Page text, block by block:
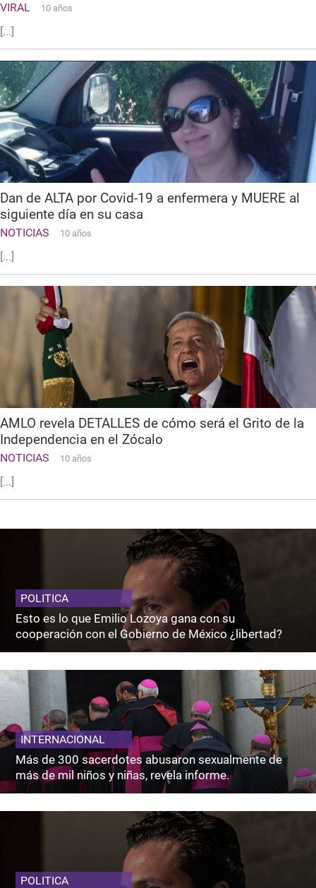
VIRAL 10 años
[...]
Dan de ALTA por Covid-19 a enfermera y MUERE al
siguiente día en su casa
NOTICIAS 10 años
[...]
AMLO revela DETALLES de cómo será el Grito de la
Independencia en el Zócalo
NOTICIAS 10 años
[...]
POLITICA
Esto es lo que Emilio Lozoya gana con su
cooperación con el Gobierno de México ¿libertad?
INTERNACIONAL
Más de 300 sacerdotes abusaron sexualmente de
más de mil niños y niñas, revela informe.
POLITICA